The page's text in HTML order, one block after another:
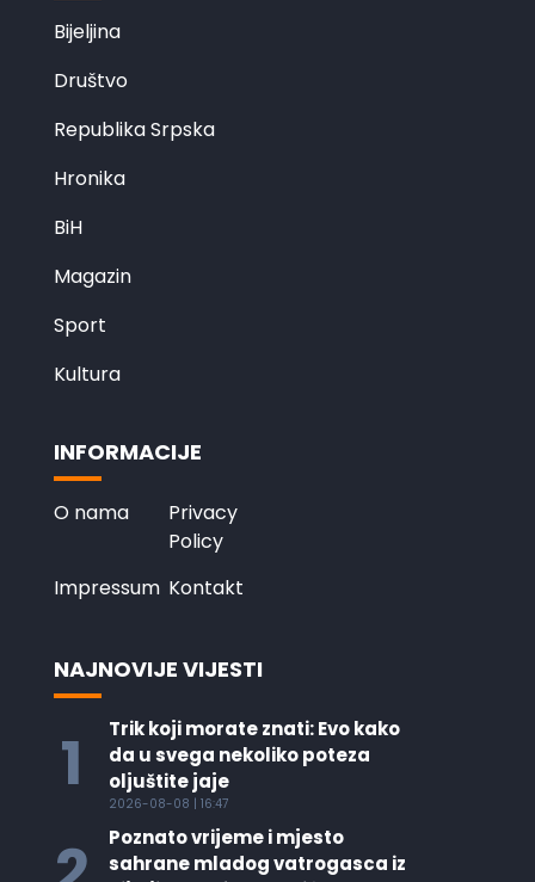
Bijeljina
Društvo
Republika Srpska
Hronika
BiH
Magazin
Sport
Kultura
INFORMACIJE
O nama
Privacy
Policy
Impressum Kontakt
NAJNOVIJE VIJESTI
1
Trik koji morate znati: Evo kako
da u svega nekoliko poteza
oljuštite jaje
2026-08-08 | 16:47
Poznato vrijeme i mjesto
sahrane mladog vatrogasca iz